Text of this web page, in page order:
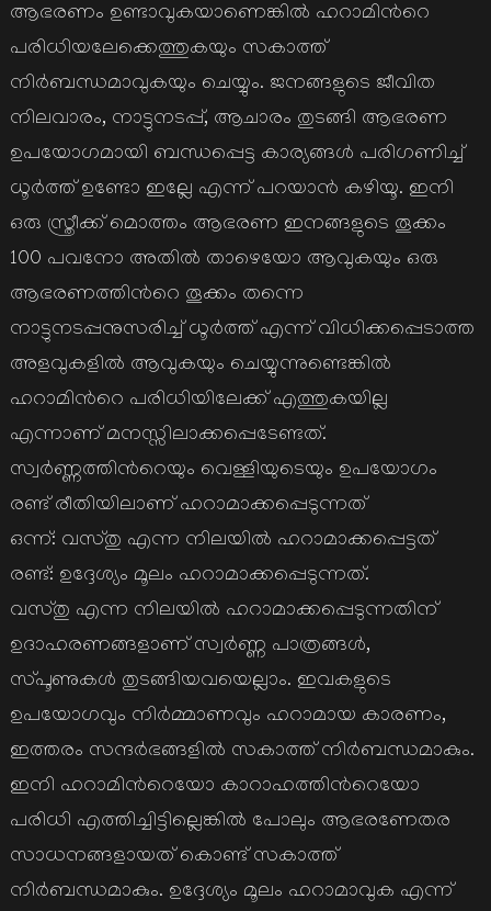
ആഭരണം ഉണ്ടാവുകയാണെങ്കില്‍ ഹറാമിന്‍റെ
പരിധിയലേക്കെത്തുകയും സകാത്ത്
നിര്‍ബന്ധമാവുകയും ചെയ്യും. ജനങ്ങളുടെ ജീവിത
നിലവാരം, നാട്ടുനടപ്പ്, ആചാരം തുടങ്ങി ആഭരണ
ഉപയോഗമായി ബന്ധപ്പെട്ട കാര്യങ്ങള്‍ പരിഗണിച്ച്
ധൂര്‍ത്ത് ഉണ്ടോ ഇല്ലേ എന്ന് പറയാന്‍ കഴിയൂ. ഇനി
ഒരു സ്ത്രീക്ക് മൊത്തം ആഭരണ ഇനങ്ങളുടെ തൂക്കം
100 പവനോ അതില്‍ താഴെയോ ആവുകയും ഒരു
ആഭരണത്തിന്‍റെ തൂക്കം തന്നെ
നാട്ടുനടപ്പനുസരിച്ച് ധൂര്‍ത്ത് എന്ന് വിധിക്കപ്പെടാത്ത
അളവുകളില്‍ ആവുകയും ചെയ്യുന്നുണ്ടെങ്കില്‍
ഹറാമിന്‍റെ പരിധിയിലേക്ക് എത്തുകയില്ല
എന്നാണ് മനസ്സിലാക്കപ്പെടേണ്ടത്.
സ്വര്‍ണ്ണത്തിന്‍റെയും വെള്ളിയുടെയും ഉപയോഗം
രണ്ട് രീതിയിലാണ് ഹറാമാക്കപ്പെടുന്നത്
ഒന്ന്: വസ്തു എന്ന നിലയില്‍ ഹറാമാക്കപ്പെട്ടത്
രണ്ട്: ഉദ്ദേശ്യം മൂലം ഹറാമാക്കപ്പെടുന്നത്.
വസ്തു എന്ന നിലയില്‍ ഹറാമാക്കപ്പെടുന്നതിന്
ഉദാഹരണങ്ങളാണ് സ്വര്‍ണ്ണ പാത്രങ്ങള്‍,
സ്പൂണുകള്‍ തുടങ്ങിയവയെല്ലാം. ഇവകളുടെ
ഉപയോഗവും നിര്‍മ്മാണവും ഹറാമായ കാരണം,
ഇത്തരം സന്ദര്‍ഭങ്ങളില്‍ സകാത്ത് നിര്‍ബന്ധമാകും.
ഇനി ഹറാമിന്‍റെയോ കാറാഹത്തിന്‍റെയോ
പരിധി എത്തിച്ചിട്ടില്ലെങ്കില്‍ പോലും ആഭരണേതര
സാധനങ്ങളായത് കൊണ്ട് സകാത്ത്
നിര്‍ബന്ധമാകും. ഉദ്ദേശ്യം മൂലം ഹറാമാവുക എന്ന്